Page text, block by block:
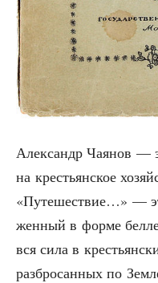
Алек­сандр Чая­нов —
на кре­стьян­ское
«Путе­ше­ствие…» —
жен­ный в фор­ме
вся сила в
раз­бро­сан­ных по